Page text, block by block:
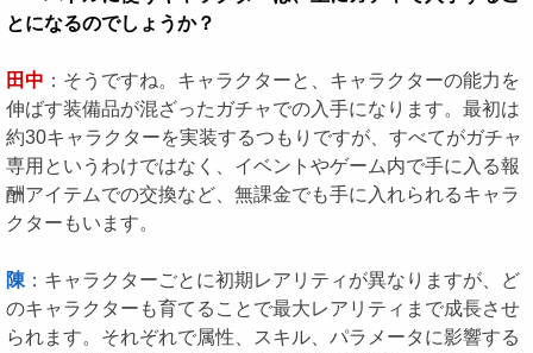
とになるのでしょうか？
田中 ：そうですね。キャラクターと、キャラクターの能力を
伸ばす装備品が混ざったガチャでの入手になります。最初は
約30キャラクターを実装するつもりですが、すべてがガチャ
専用というわけではなく、イベントやゲーム内で手に入る報
酬アイテムでの交換など、無課金でも手に入れられるキャラ
クターもいます。
陳 ：キャラクターごとに初期レアリティが異なりますが、ど
のキャラクターも育てることで最大レアリティまで成長させ
られます。それぞれで属性、スキル、パラメータに影響する